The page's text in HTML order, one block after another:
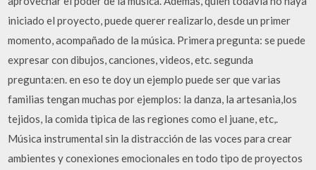
iniciado el proyecto, puede querer realizarlo, desde un primer
momento, acompañado de la música. Primera pregunta: se puede
expresar con dibujos, canciones, videos, etc. segunda
pregunta:en. en eso te doy un ejemplo puede ser que varias
familias tengan muchas por ejemplos: la danza, la artesania,los
tejidos, la comida tipica de las regiones como el juane, etc,.
Música instrumental sin la distracción de las voces para crear
ambientes y conexiones emocionales en todo tipo de proyectos